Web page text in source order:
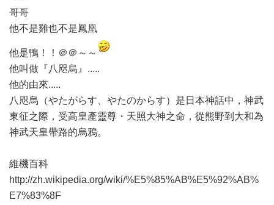
哥哥
他不是雞也不是鳳凰
他是鴨！！＠＠～～
他叫做『八咫烏』.....
他的由來.....
八咫烏（やたがらす、やたのからす）是日本神話中，神武
東征之際，受高皇產靈尊・天照大神之命，從熊野到大和為
神武天皇帶路的烏鴉。
維機百科
http://zh.wikipedia.org/wiki/%E5%85%AB%E5%92%AB%
E7%83%8F